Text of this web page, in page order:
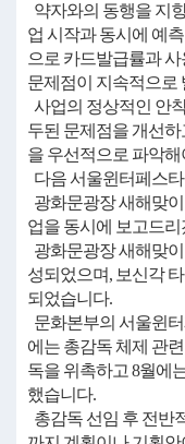
약자와의 동행을 지
업 시작과 동시에 예
으로 카드발급률과
문제점이 지속적으로
사업의 정상적인 안
두된 문제점을 개선
을 우선적으로 파악
다음 서울윈터페스
광화문광장 새해맞
업을 동시에 보고드
광화문광장 새해맞
성되었으며, 보신각
되었습니다.
문화본부의 서울윈
에는 총감독 체제 관
독을 위촉하고 8월에
했습니다.
총감독 선임 후 전반